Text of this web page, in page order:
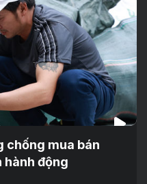
chống mua bán
hành động